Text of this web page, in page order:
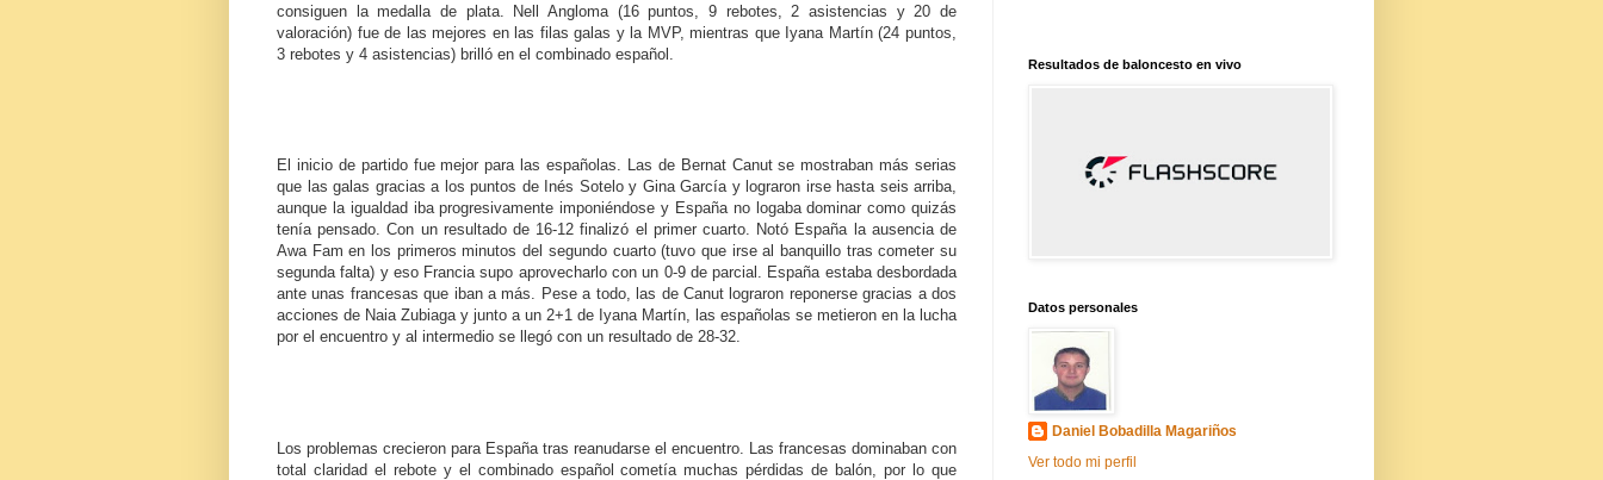
consiguen la medalla de plata. Nell Angloma (16 puntos, 9 rebotes, 2 asistencias y 20 de
valoración) fue de las mejores en las filas galas y la MVP, mientras que Iyana Martín (24 puntos,
3 rebotes y 4 asistencias) brilló en el combinado español.
El inicio de partido fue mejor para las españolas. Las de Bernat Canut se mostraban más serias
que las galas gracias a los puntos de Inés Sotelo y Gina García y lograron irse hasta seis arriba,
aunque la igualdad iba progresivamente imponiéndose y España no logaba dominar como quizás
tenía pensado. Con un resultado de 16-12 finalizó el primer cuarto. Notó España la ausencia de
Awa Fam en los primeros minutos del segundo cuarto (tuvo que irse al banquillo tras cometer su
segunda falta) y eso Francia supo aprovecharlo con un 0-9 de parcial. España estaba desbordada
ante unas francesas que iban a más. Pese a todo, las de Canut lograron reponerse gracias a dos
acciones de Naia Zubiaga y junto a un 2+1 de Iyana Martín, las españolas se metieron en la lucha
por el encuentro y al intermedio se llegó con un resultado de 28-32.
Los problemas crecieron para España tras reanudarse el encuentro. Las francesas dominaban con
total claridad el rebote y el combinado español cometía muchas pérdidas de balón, por lo que
Resultados de baloncesto en vivo
Datos personales
Daniel Bobadilla Magariños
Ver todo mi perfil